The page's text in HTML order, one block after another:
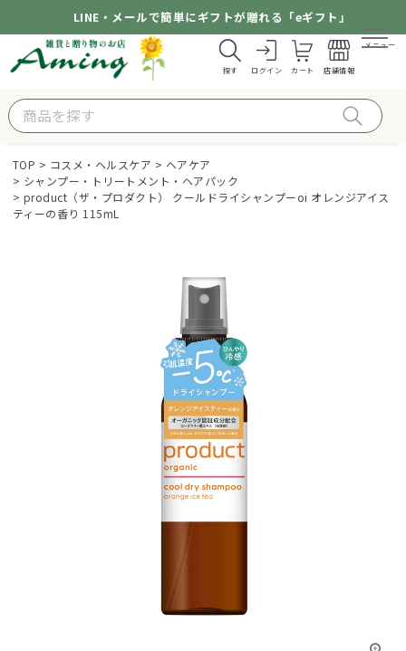
LINE・メールで簡単にギフトが贈れる「eギフト」
探す ログイン カート 店舗情報
メニュー
TOP コスメ・ヘルスケア
ヘアケア
シャンプー・トリートメント・ヘアパック
product（ザ・プロダクト） クールドライシャンプーoi オレンジアイス
ティーの香り 115mL